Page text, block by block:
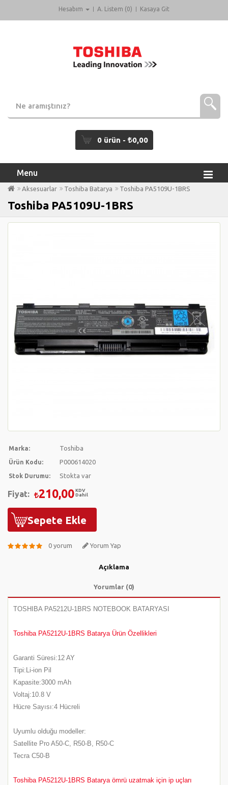
Hesabım A. Listem (0) Kasaya Git
0 ürün - 0,00
Menu
Aksesuarlar Toshiba Batarya Toshiba PA5109U-1BRS
Toshiba PA5109U-1BRS
Marka: Toshiba
Ürün Kodu: P000614020
Stok Durumu: Stokta var
Fiyat: 210,00 KDV
Dahil
Sepete Ekle
0 yorum Yorum Yap
Açıklama
Yorumlar (0)
TOSHIBA PA5212U-1BRS NOTEBOOK BATARYASI
Toshiba PA5212U-1BRS Batarya Ürün Özellikleri
Garanti Süresi:12 AY
Tipi:Li-ion Pil
Kapasite:3000 mAh
Voltaj:10.8 V
Hücre Sayısı:4 Hücreli
Uyumlu olduğu modeller:
Satellite Pro A50-C, R50-B, R50-C
Tecra C50-B
Toshiba PA5212U-1BRS Batarya ömrü uzatmak için ip uçları